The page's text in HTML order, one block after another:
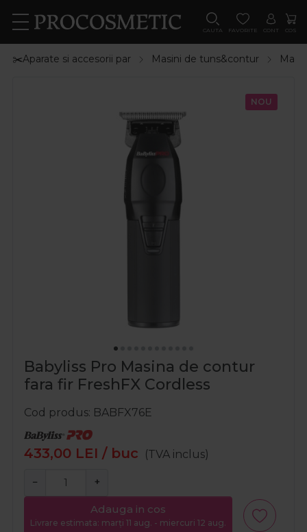
CAUTA FAVORITE CONT COS
✂️Aparate si accesorii par Masini de tuns&contur
NOU
Babyliss Pro Masina de contur
fara fir FreshFX Cordless
Cod produs BABFX76E
433,00 LEI / buc (TVA inclus)
− +
Adauga in cos
Livrare estimata: marți 11 aug. - miercuri 12 aug.